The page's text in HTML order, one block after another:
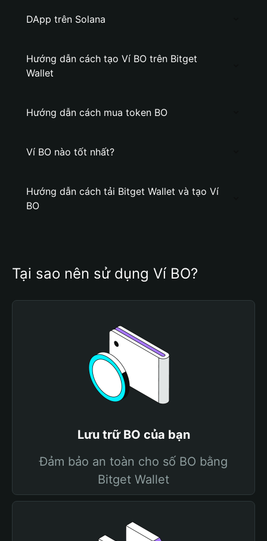
DApp trên Solana
Hướng dẫn cách tạo Ví BO trên Bitget
Wallet
Hướng dẫn cách mua token BO
Ví BO nào tốt nhất?
Hướng dẫn cách tải Bitget Wallet và tạo Ví
BO
Tại sao nên sử dụng Ví BO?
Lưu trữ BO của bạn
Đảm bảo an toàn cho số BO bằng
Bitget Wallet